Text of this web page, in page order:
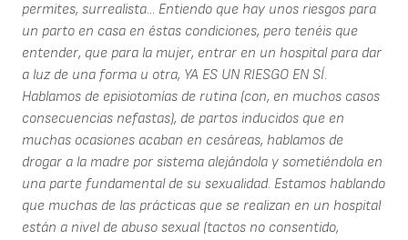
permites, surrealista... Entiendo que hay unos riesgos para
un parto en casa en éstas condiciones, pero tenéis que
entender, que para la mujer, entrar en un hospital para dar
a luz de una forma u otra, YA ES UN RIESGO EN SÍ.
Hablamos de episiotomías de rutina (con, en muchos casos
consecuencias nefastas), de partos inducidos que en
muchas ocasiones acaban en cesáreas, hablamos de
drogar a la madre por sistema alejándola y sometiéndola en
una parte fundamental de su sexualidad. Estamos hablando
que muchas de las prácticas que se realizan en un hospital
están a nivel de abuso sexual (tactos no consentido,